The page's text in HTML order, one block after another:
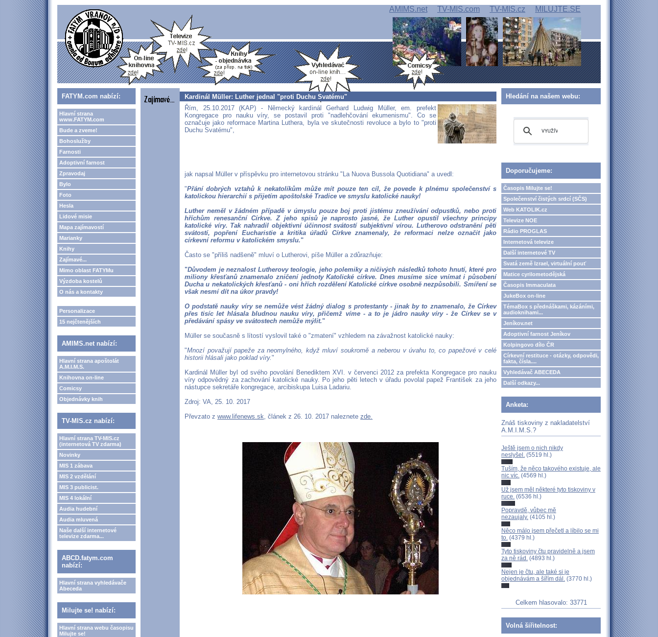
AMIMS.net TV-MIS.com TV-MIS.cz MILUJTE.SE
FATYM.com nabízí:
Hlavní strana
www.FATYM.com
Bude a zveme!
Bohoslužby
Farnosti
Adoptivní farnost
Zpravodaj
Bylo
Foto
Hesla
Lidové misie
Mapa zajímavostí
Marianky
Knihy
Zajímavé...
Mimo oblast FATYMu
Výzdoba kostelů
O nás a kontakty
Personalizace
15 nejčtenějších
AMIMS.net nabízí:
Hlavní strana apoštolát
A.M.I.M.S.
Knihovna on-line
Comicsy
Objednávky knih
TV-MIS.cz nabízí:
Hlavní strana TV-MIS.cz
(internetová TV zdarma)
Novinky
MIS 1 zábava
MIS 2 vzdělání
MIS 3 publicist.
MIS 4 lokální
Audia hudební
Audia mluvená
Naše další internetové
televize zdarma...
ABCD.fatym.com
nabízí:
Hlavní strana vyhledávače
Abeceda
Milujte se! nabízí:
Hlavní strana webu časopisu
Milujte se!
Kardinál Müller: Luther jednal "proti Duchu Svatému"
Řím, 25.10.2017 (KAP) - Německý kardinál Gerhard Ludwig Müller, em. prefekt
Kongregace pro nauku víry, se postavil proti "nadlehčování ekumenismu". Co se
označuje jako reformace Martina Luthera, byla ve skutečnosti revoluce a bylo to "proti
Duchu Svatému",
jak napsal Müller v příspěvku pro internetovou stránku "La Nuova Bussola Quotidiana" a uvedl:
"Přání dobrých vztahů k nekatolíkům může mít pouze ten cíl, že povede k plnému společenství s
katolickou hierarchií s přijetím apoštolské Tradice ve smyslu katolické nauky!
Luther neměl v žádném případě v úmyslu pouze boj proti jistému zneužívání odpustků, nebo proti
hříchům renesanční Církve. Z jeho spisů je naprosto jasné, že Luther opustil všechny principy
katolické víry. Tak nahradil objektivní účinnost svátostí subjektivní vírou. Lutherovo odstranění pěti
svátostí, popření Eucharistie a kritika úřadů Církve znamenaly, že reformaci nelze označit jako
církevní reformu v katolickém smyslu."
Často se "příliš nadšeně" mluví o Lutherovi, píše Müller a zdůrazňuje:
"Důvodem je neznalost Lutherovy teologie, jeho polemiky a ničivých následků tohoto hnutí, které pro
miliony křesťanů znamenalo zničení jednoty Katolické církve. Dnes musíme sice vnímat i působení
Ducha u nekatolických křesťanů - oni hřích rozdělení Katolické církve osobně nezpůsobili. Smíření se
však nesmí dít na úkor pravdy!
O podstatě nauky víry se nemůže vést žádný dialog s protestanty - jinak by to znamenalo, že Církev
přes tisíc let hlásala bludnou nauku víry, přičemž víme - a to je jádro nauky víry - že Církev se v
předávání spásy ve svátostech nemůže mýlit."
Müller se současně s lítostí vyslovil také o "zmatení" vzhledem na závažnost katolické nauky:
"Mnozí považují papeže za neomylného, když mluví soukromě a neberou v úvahu to, co papežové v celé
historii hlásali jako poklad víry."
Kardinál Müller byl od svého povolání Benediktem XVI. v červenci 2012 za prefekta Kongregace pro nauku
víry odpovědný za zachování katolické nauky. Po jeho pěti letech v úřadu povolal papež František za jeho
nástupce sekretáře kongregace, arcibiskupa Luisa Ladariu.
Zdroj: VA, 25. 10. 2017
Převzato z www.lifenews.sk, článek z 26. 10. 2017 naleznete zde.
Hledání na našem webu:
Doporučujeme:
Časopis Milujte se!
Společenství čistých srdcí (SČS)
Web KATOLIK.cz
Televize NOE
Rádio PROGLAS
Internetová televize
Další internetové TV
Svatá země Izrael, virtuální pouť
Matice cyrilometodějská
Časopis Immaculata
JukeBox on-line
TémaBox s přednáškami, kázáními,
audioknihami...
Jeníkov.net
Adoptivní farnost Jeníkov
Kolpingovo dílo ČR
Církevní restituce - otázky, odpovědi,
fakta, čísla....
Vyhledávač ABECEDA
Další odkazy...
Anketa:
Znáš tiskoviny z nakladatelství
A.M.I.M.S.?
Ještě jsem o nich nikdy
neslyšel. (5519 hl.)
Tuším, že něco takového existuje, ale
nic víc. (4569 hl.)
Už jsem měl některé tyto tiskoviny v
ruce. (6536 hl.)
Popravdě, vůbec mě
nezaujaly. (4105 hl.)
Něco málo jsem přečetl a líbilo se mi
to. (4379 hl.)
Tyto tiskoviny čtu pravidelně a jsem
za ně rád. (4893 hl.)
Nejen je čtu, ale také si je
objednávám a šířím dál. (3770 hl.)
Celkem hlasovalo: 33771
Volná šiřitelnost: